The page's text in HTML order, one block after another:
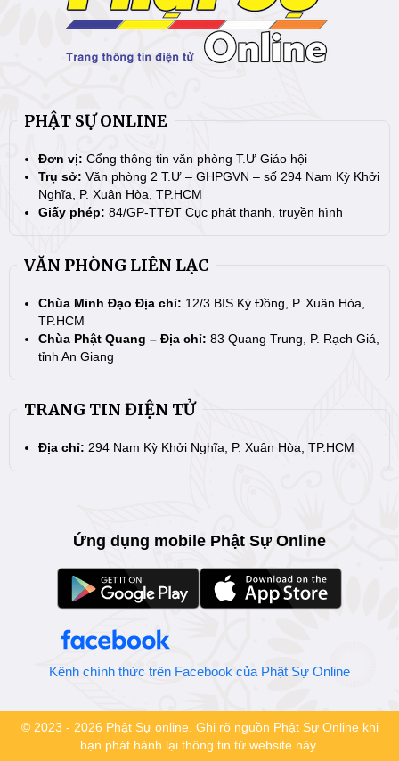
PHẬT SỰ ONLINE
Đơn vị: Cổng thông tin văn phòng T.Ư Giáo hội
Trụ sở: Văn phòng 2 T.Ư – GHPGVN – số 294 Nam Kỳ Khởi
Nghĩa, P. Xuân Hòa, TP.HCM
Giấy phép: 84/GP-TTĐT Cục phát thanh, truyền hình
VĂN PHÒNG LIÊN LẠC
Chùa Minh Đạo Địa chỉ: 12/3 BIS Kỳ Đồng, P. Xuân Hòa,
TP.HCM
Chùa Phật Quang – Địa chỉ: 83 Quang Trung, P. Rạch Giá,
tỉnh An Giang
TRANG TIN ĐIỆN TỬ
Địa chỉ: 294 Nam Kỳ Khởi Nghĩa, P. Xuân Hòa, TP.HCM
Ứng dụng mobile Phật Sự Online
Kênh chính thức trên Facebook của Phật Sự Online
© 2023 - 2026 Phật Sự online. Ghi rõ nguồn Phật Sự Online khi
bạn phát hành lại thông tin từ website này.